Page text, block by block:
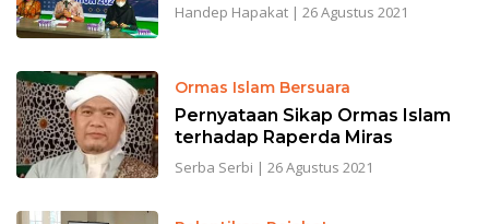
Handep Hapakat| 26 Agustus 2021
Ormas Islam Bersuara
Pernyataan Sikap Ormas Islam
terhadap Raperda Miras
Serba Serbi | 26 Agustus 2021